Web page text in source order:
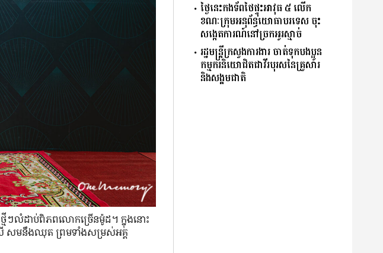
ៗ​លំដាប់​ពិភពលោក​ច្រើន​ម៉ូដ។ ក្នុង​នោះ
ស្រី សម​នឹង​ឈុត ព្រម​ទាំង​សម្រស់​អគ្គ​
ថ្ងៃនេះកងទ័ពថៃផ្ទុះអាវុធ ៥ លើក
ខណៈក្រុមអនុព័ន្ធយោធាបរទេស ចុះ
សង្កេតការណ៍នៅច្រកអូរស្មាច់
រដ្ឋមន្រ្តីក្រសួងការងារ ចាត់ទុកបងប្អូន
កម្មករនិយោជិតជាវីរបុរសនៃគ្រួសារ
និងសង្គមជាតិ